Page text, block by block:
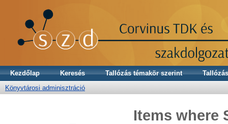
Kezdőlap Keresés Tallózás témakör szerint
Könyvtárosi adminisztráció
Items where